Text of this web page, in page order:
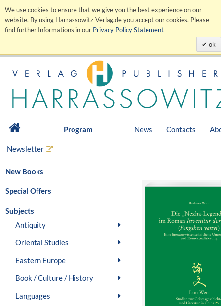
We use cookies to ensure that we give you the best experience on our
website. By using Harrassowitz-Verlag.de you accept our cookies. Please
find further Informations in our Privacy Policy Statement
ok
Program News Contacts
Newsletter
New Books
Special Offers
Subjects
Antiquity
Oriental Studies
Eastern Europe
Book / Culture / History
Languages